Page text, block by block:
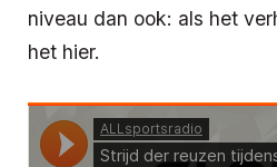
niveau dan ook: als het
het hier.